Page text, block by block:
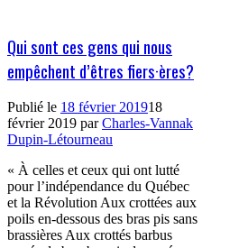
Qui sont ces gens qui nous
empêchent d’êtres fiers·ères?
Publié le 18 février 201918
février 2019 parCharles-Vannak
Dupin-Létourneau
« À celles et ceux qui ont lutté
pour l’indépendance du Québec
et la Révolution Aux crottées aux
poils en-dessous des bras pis sans
brassières Aux crottés barbus